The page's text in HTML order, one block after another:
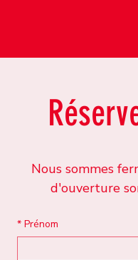
Nous sommes
d'ouverture
* Prénom